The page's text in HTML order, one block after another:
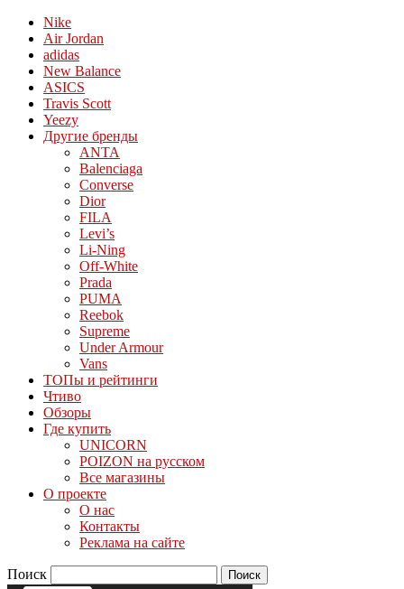
Nike
Air Jordan
adidas
New Balance
ASICS
Travis Scott
Yeezy
Другие бренды
ANTA
Balenciaga
Converse
Dior
FILA
Levi’s
Li-Ning
Off-White
Prada
PUMA
Reebok
Supreme
Under Armour
Vans
ТОПы и рейтинги
Чтиво
Обзоры
Где купить
UNICORN
POIZON на русском
Все магазины
О проекте
О нас
Контакты
Реклама на сайте
Поиск